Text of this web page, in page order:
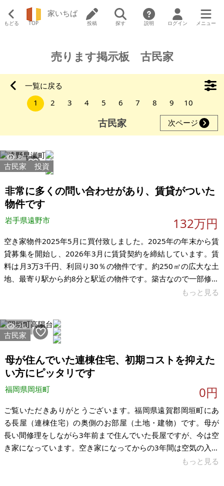
もどる TOP
家いちば
投稿 探す 説明 ログイン メニュー
売ります掲示板 古民家
一覧に戻る
1
2 3 4 5 6 7 8 9 10
古民家 次ページ
8
古民家
投資
非常に多くの問い合わせがあり、賃貸がついた
物件です
岩手県遠野市 132万円
空き家物件2025年5月に買付致しました。2025年の年末から賃
貸募集を開始し、2026年3月に賃貸契約を締結しています。賃
料は月3万3千円、利回り30％の物件です。約250㎡の広大な土
地、最寄り駅から約8分と駅近の物件です。築古なので一部修繕
をしています。この度、決算対応のために売却を希望していま
【物件概要】※古屋付土地 場所：岩手県遠野市早瀬町 土地：
251.6㎡ 建物：200.22㎡ 構造：コンクリートブロック造木造焼
瓦葺2階建 現況：賃貸中 希望価格：132万円 ※現状有
もっと見る
26
古民家
母が住んでいた連棟住宅、初期コストを抑えた
い方にピッタリです
福岡県岡垣町 0円
ご覧いただきありがとうございます。福岡県遠賀郡岡垣町にあ
る長屋（連棟住宅）の奥側のお部屋（土地・建物）です。母が
長い間修理をしながら3年前まで住んでいた長屋ですが、今は空
き家になっています。空き家になってからの3年間は空気の入れ
替え、草刈りをして管理してきましたが、今後誰も住むことが
もっと見る